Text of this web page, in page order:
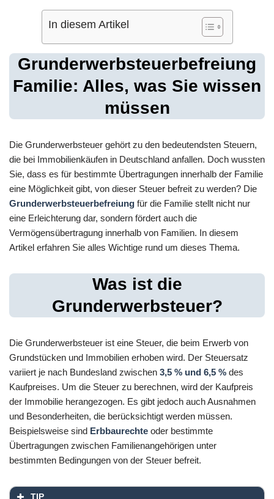
In diesem Artikel
Grunderwerbsteuerbefreiung
Familie: Alles, was Sie wissen
müssen
Die Grunderwerbsteuer gehört zu den bedeutendsten Steuern,
die bei Immobilienkäufen in Deutschland anfallen. Doch wussten
Sie, dass es für bestimmte Übertragungen innerhalb der Familie
eine Möglichkeit gibt, von dieser Steuer befreit zu werden? Die
Grunderwerbsteuerbefreiung für die Familie stellt nicht nur
eine Erleichterung dar, sondern fördert auch die
Vermögensübertragung innerhalb von Familien. In diesem
Artikel erfahren Sie alles Wichtige rund um dieses Thema.
Was ist die
Grunderwerbsteuer?
Die Grunderwerbsteuer ist eine Steuer, die beim Erwerb von
Grundstücken und Immobilien erhoben wird. Der Steuersatz
variiert je nach Bundesland zwischen 3,5 % und 6,5 % des
Kaufpreises. Um die Steuer zu berechnen, wird der Kaufpreis
der Immobilie herangezogen. Es gibt jedoch auch Ausnahmen
und Besonderheiten, die berücksichtigt werden müssen.
Beispielsweise sind Erbbaurechte oder bestimmte
Übertragungen zwischen Familienangehörigen unter
bestimmten Bedingungen von der Steuer befreit.
TIP